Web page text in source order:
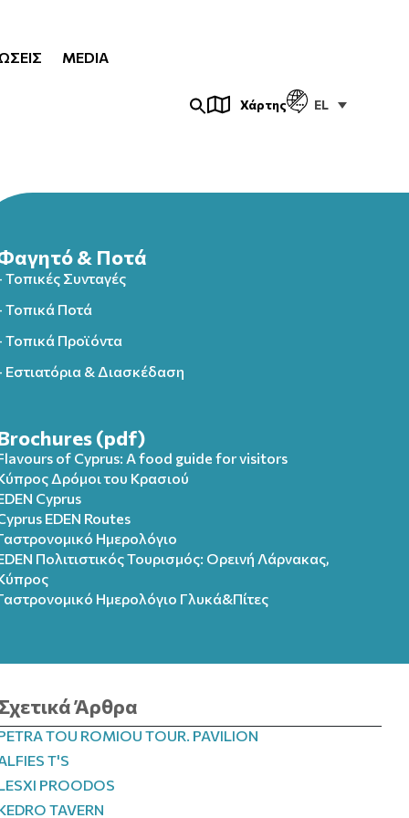
MEDIA
Χάρτης EL
& Ποτά
Τοπικές Συνταγές
Τοπικά Ποτά
Τοπικά Προϊόντα
Εστιατόρια & Διασκέδαση
(pdf)
of Cyprus: A food guide for visitors
Δρόμοι του Κρασιού
Cyprus
EDEN Routes
Ημερολόγιο
Πολιτιστικός Τουρισμός: Ορεινή Λάρνακας,
Ημερολόγιo Γλυκά&Πίτες
Άρθρα
TOU ROMIOU TOUR. PAVILION
T'S
PROODOS
TAVERN